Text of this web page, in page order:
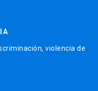
violencia de